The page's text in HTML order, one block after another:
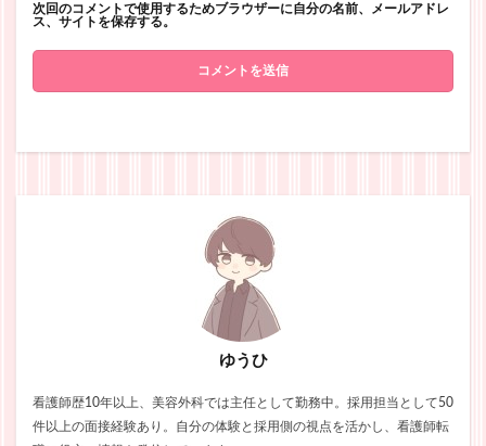
次回のコメントで使用するためブラウザーに自分の名前、メールアドレ
ス、サイトを保存する。
ゆうひ
看護師歴10年以上、美容外科では主任として勤務中。採用担当として50
件以上の面接経験あり。自分の体験と採用側の視点を活かし、看護師転